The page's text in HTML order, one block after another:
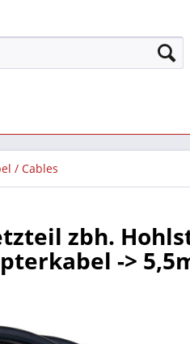
/ Cables
zbh.
->